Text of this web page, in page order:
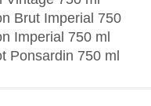
Brut Imperial 750
Imperial 750 ml
Ponsardin 750 ml